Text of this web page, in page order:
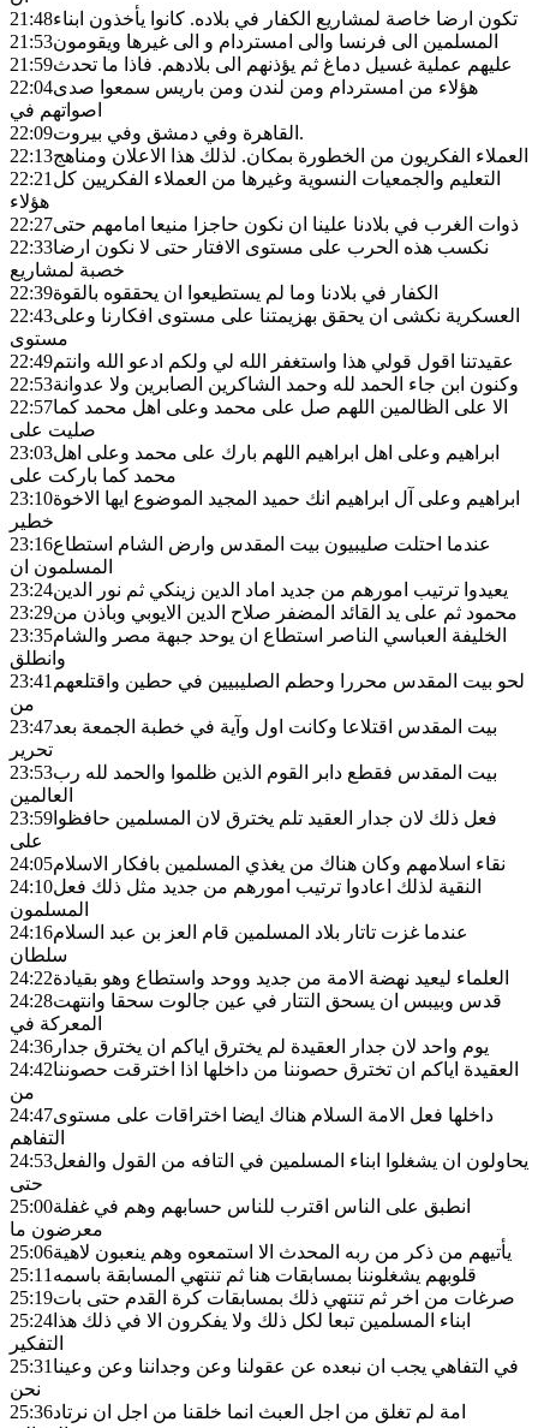
21:48تكون ارضا خاصة لمشاريع الكفار في بلاده. كانوا يأخذون ابناء
21:53المسلمين الى فرنسا والى امستردام و الى غيرها ويقومون
21:59عليهم عملية غسيل دماغ ثم يؤذنهم الى بلادهم. فاذا ما تحدث
22:04هؤلاء من امستردام ومن لندن ومن باريس سمعوا صدى
اصواتهم في
22:09
القاهرة وفي دمشق وفي بيروت.
22:13العملاء الفكريون من الخطورة بمكان. لذلك هذا الاعلان ومناهج
22:21التعليم والجمعيات النسوية وغيرها من العملاء الفكريين كل
هؤلاء
22:27ذوات الغرب في بلادنا علينا ان نكون حاجزا منيعا امامهم حتى
22:33نكسب هذه الحرب على مستوى الافتار حتى لا نكون ارضا
خصبة لمشاريع
22:39الكفار في بلادنا وما لم يستطيعوا ان يحققوه بالقوة
22:43العسكرية نكشى ان يحقق بهزيمتنا على مستوى افكارنا وعلى
مستوى
22:49عقيدتنا اقول قولي هذا واستغفر الله لي ولكم ادعو الله وانتم
22:53وكنون ابن جاء الحمد لله وحمد الشاكرين الصابرين ولا عدوانة
22:57الا على الظالمين اللهم صل على محمد وعلى اهل محمد كما
صليت على
23:03ابراهيم وعلى اهل ابراهيم اللهم بارك على محمد وعلى اهل
محمد كما باركت على
23:10ابراهيم وعلى آل ابراهيم انك حميد المجيد الموضوع ايها الاخوة
خطير
23:16عندما احتلت صليبيون بيت المقدس وارض الشام استطاع
المسلمون ان
23:24يعيدوا ترتيب امورهم من جديد اماد الدين زينكي ثم نور الدين
23:29محمود ثم على يد القائد المضفر صلاح الدين الايوبي وباذن من
23:35الخليفة العباسي الناصر استطاع ان يوحد جبهة مصر والشام
وانطلق
23:41لحو بيت المقدس محررا وحطم الصليبيين في حطين واقتلعهم
من
23:47بيت المقدس اقتلاعا وكانت اول وآية في خطبة الجمعة بعد
تحرير
23:53بيت المقدس فقطع دابر القوم الذين ظلموا والحمد لله رب
العالمين
23:59 فعل ذلك لان جدار العقيد تلم يخترق لان المسلمين حافظوا
على
24:05نقاء اسلامهم وكان هناك من يغذي المسلمين بافكار الاسلام
24:10النقية لذلك اعادوا ترتيب امورهم من جديد مثل ذلك فعل
المسلمون
24:16عندما غزت تاتار بلاد المسلمين قام العز بن عبد السلام
سلطان
24:22العلماء ليعيد نهضة الامة من جديد ووحد واستطاع وهو بقيادة
24:28قدس وبيبس ان يسحق التتار في عين جالوت سحقا وانتهت
المعركة في
24:36 يوم واحد لان جدار العقيدة لم يخترق اياكم ان يخترق جدار
24:42العقيدة اياكم ان تخترق حصوننا من داخلها اذا اخترقت حصوننا
من
24:47داخلها فعل الامة السلام هناك ايضا اختراقات على مستوى
التفاهم
24:53يحاولون ان يشغلوا ابناء المسلمين في التافه من القول والفعل
حتى
25:00انطبق على الناس اقترب للناس حسابهم وهم في غفلة
معرضون ما
25:06يأتيهم من ذكر من ربه المحدث الا استمعوه وهم ينعبون لاهية
25:11قلوبهم يشغلوننا بمسابقات هنا ثم تنتهي المسابقة باسمه
25:19صرغات من اخر ثم تنتهي ذلك بمسابقات كرة القدم حتى بات
25:24 ابناء المسلمين تبعا لكل ذلك ولا يفكرون الا في ذلك هذا
التفكير
25:31في التفاهي يجب ان نبعده عن عقولنا وعن وجداننا وعن وعينا
نحن
25:36امة لم تغلق من اجل العبث انما خلقنا من اجل ان نرتاد